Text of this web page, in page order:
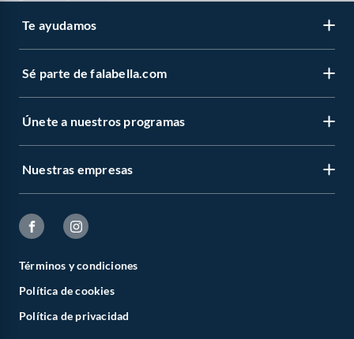
Te ayudamos
Sé parte de falabella.com
Únete a nuestros programas
Nuestras empresas
Términos y condiciones
Política de cookies
Política de privacidad